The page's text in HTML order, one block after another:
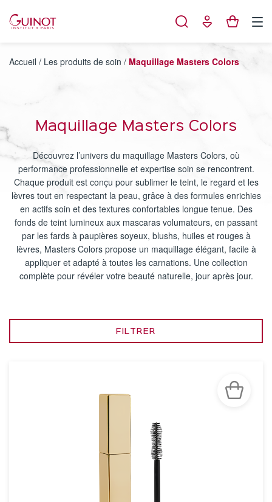
Accueil / Les produits de soin / Maquillage Masters Colors
Maquillage Masters Colors
Découvrez l’univers du maquillage Masters Colors, où
performance professionnelle et expertise soin se rencontrent.
Chaque produit est conçu pour sublimer le teint, le regard et les
lèvres tout en respectant la peau, grâce à des formules enrichies
en actifs soin et des textures confortables longue tenue. Des
fonds de teint lumineux aux mascaras volumateurs, en passant
par les fards à paupières soyeux, blushs, huiles et rouges à
lèvres, Masters Colors propose un maquillage élégant, facile à
appliquer et adapté à toutes les carnations. Une collection
complète pour révéler votre beauté naturelle, jour après jour.
FILTRER